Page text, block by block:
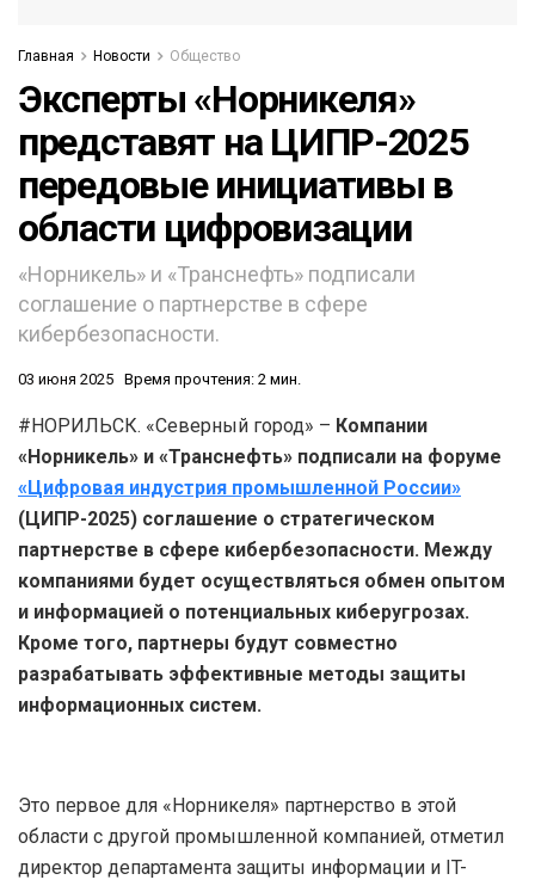
Главная Новости Общество
Эксперты «Норникеля»
представят на ЦИПР-2025
передовые инициативы в
области цифровизации
«Норникель» и «Транснефть» подписали
соглашение о партнерстве в сфере
кибербезопасности.
03 июня 2025 Время прочтения: 2 мин.
#НОРИЛЬСК. «Северный город» – Компании
«Норникель» и «Транснефть» подписали на форуме
«Цифровая индустрия промышленной России»
(ЦИПР-2025) соглашение о стратегическом
партнерстве в сфере кибербезопасности. Между
компаниями будет осуществляться обмен опытом
и информацией о потенциальных киберугрозах.
Кроме того, партнеры будут совместно
разрабатывать эффективные методы защиты
информационных систем.
Это первое для «Норникеля» партнерство в этой
области с другой промышленной компанией, отметил
директор департамента защиты информации и IT-